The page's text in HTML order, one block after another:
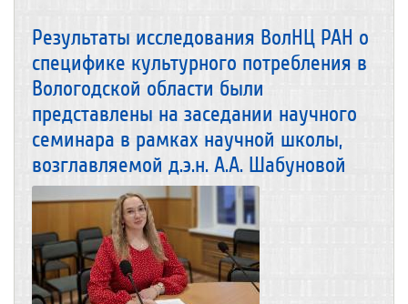
Результаты исследования ВолНЦ РАН о
специфике культурного потребления в
Вологодской области были
представлены на заседании научного
семинара в рамках научной школы,
возглавляемой д.э.н. А.А. Шабуновой